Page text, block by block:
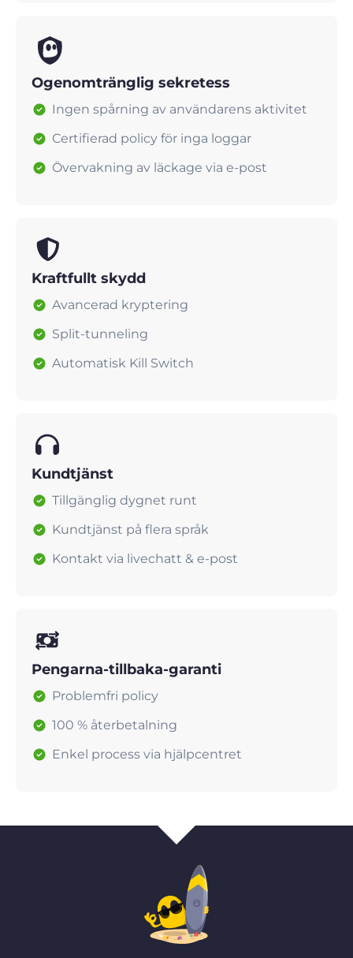
Ogenomtränglig sekretess
Ingen spårning av användarens aktivitet
Certifierad policy för inga loggar
Övervakning av läckage via e-post
Kraftfullt skydd
Avancerad kryptering
Split-tunneling
Automatisk Kill Switch
Kundtjänst
Tillgänglig dygnet runt
Kundtjänst på flera språk
Kontakt via livechatt & e-post
Pengarna-tillbaka-garanti
Problemfri policy
100 % återbetalning
Enkel process via hjälpcentret